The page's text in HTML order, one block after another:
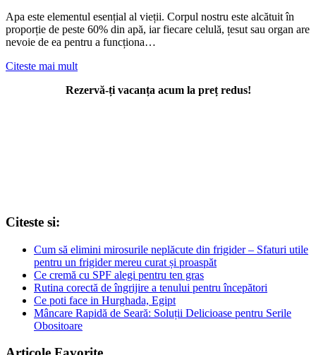
Apa este elementul esențial al vieții. Corpul nostru este alcătuit în
proporție de peste 60% din apă, iar fiecare celulă, țesut sau organ are
nevoie de ea pentru a funcționa…
Citeste mai mult
Rezervă-ți vacanța acum la preț redus!
Citeste si:
Cum să elimini mirosurile neplăcute din frigider – Sfaturi utile
pentru un frigider mereu curat și proaspăt
Ce cremă cu SPF alegi pentru ten gras
Rutina corectă de îngrijire a tenului pentru începători
Ce poti face in Hurghada, Egipt
Mâncare Rapidă de Seară: Soluții Delicioase pentru Serile
Obositoare